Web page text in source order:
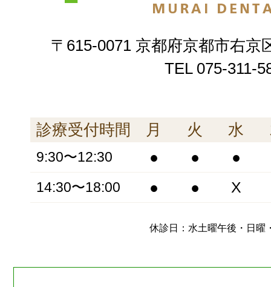
〒615-0071 京都府京都市右京
TEL 075-311-
診療受付時間 月 火 水
9:30〜12:30 ● ● ●
14:30〜18:00 ● ● X
休診日：水土曜午後・日曜